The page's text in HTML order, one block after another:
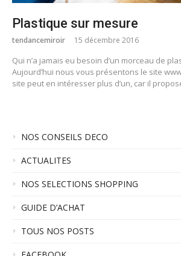
Plastique sur mesure
tendancemiroir 15 décembre 2016
Qui n’a jamais eu besoin d’un morceau de
Aujourd’hui nous vous présentons le site
site peut en intéresser plus d’un, car il
NOS CONSEILS DECO
ACTUALITES
NOS SELECTIONS SHOPPING
GUIDE D’ACHAT
TOUS NOS POSTS